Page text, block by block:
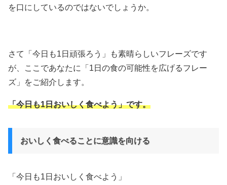
を口にしているのではないでしょうか。
さて「今日も1日頑張ろう」も素晴らしいフレーズです
が、ここであなたに「1日の食の可能性を広げるフレー
ズ」をご紹介します。
「今日も1日おいしく食べよう」です。
おいしく食べることに意識を向ける
「今日も1日おいしく食べよう」